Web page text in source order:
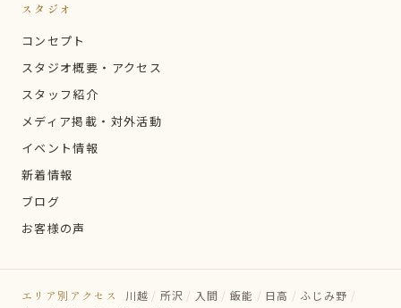
スタジオ
コンセプト
スタジオ概要・アクセス
スタッフ紹介
メディア掲載・対外活動
イベント情報
新着情報
ブログ
お客様の声
エリア別アクセス 川越 / 所沢 / 入間 / 飯能 / 日高 / ふじみ野 /